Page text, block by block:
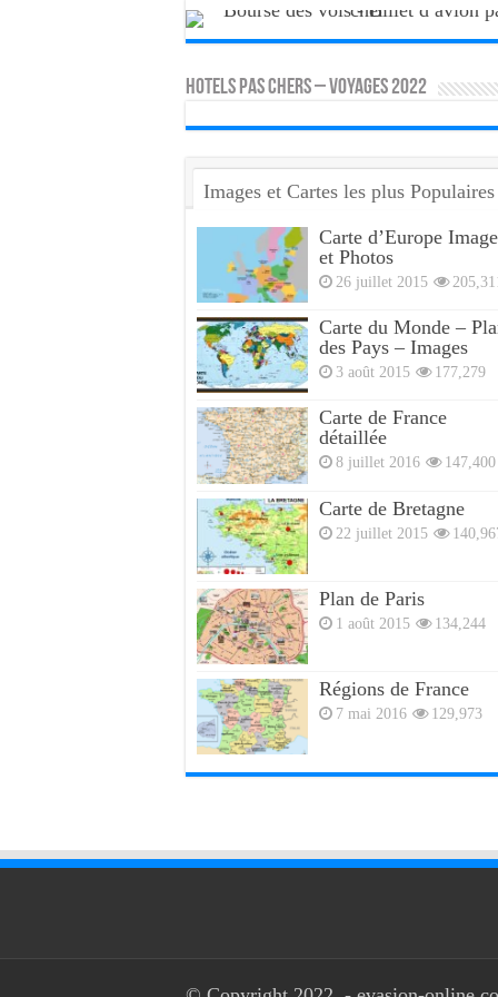
HOTELS PAS CHERS – VOYAGES 2022
Images et Cartes les plus Populaires
Carte d’Europe
et Photos
26 juillet 2015
Carte du Monde –
des Pays – Images
3 août 2015 177,279
Carte de France
détaillée
8 juillet 2016 147,400
Carte de Bretagne
22 juillet 2015
Plan de Paris
1 août 2015 134,244
Régions de France
7 mai 2016 129,973